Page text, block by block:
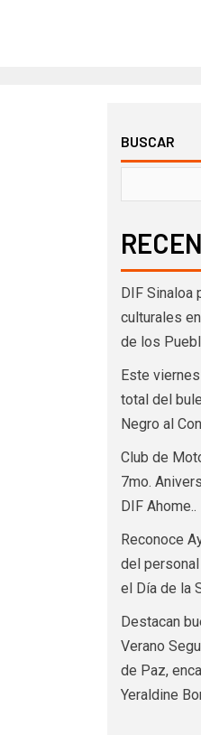
BUSCAR
DIF Sinaloa
culturales
de los
Este
total del
Negro al
Club de
7mo.
DIF Ahome..
Reconoce
del
el Día de la
Destacan
Verano
de Paz,
Yeraldine